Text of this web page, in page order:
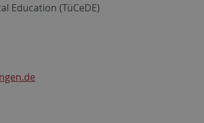
Education (TüCeDE)